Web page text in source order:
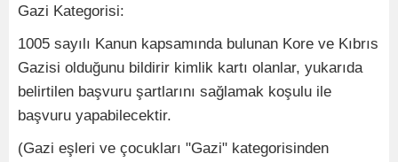
Gazi Kategorisi:
1005 sayılı Kanun kapsamında bulunan Kore ve Kıbrıs
Gazisi olduğunu bildirir kimlik kartı olanlar, yukarıda
belirtilen başvuru şartlarını sağlamak koşulu ile
başvuru yapabilecektir.
(Gazi eşleri ve çocukları "Gazi" kategorisinden